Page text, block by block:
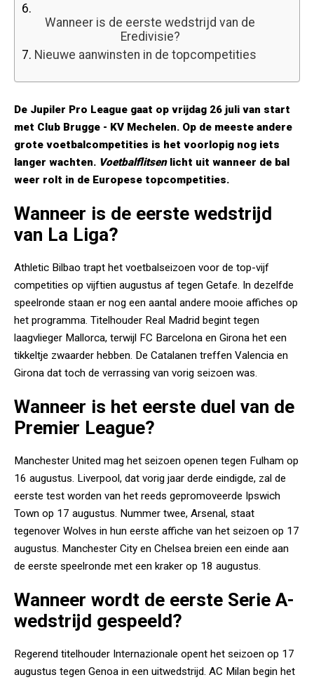
6.
Wanneer is de eerste wedstrijd van de
Eredivisie?
7. Nieuwe aanwinsten in de topcompetities
De Jupiler Pro League gaat op vrijdag 26 juli van start
met Club Brugge - KV Mechelen. Op de meeste andere
grote voetbalcompetities is het voorlopig nog iets
langer wachten. Voetbalflitsenlicht uit wanneer de bal
weer rolt in de Europese topcompetities.
Wanneer is de eerste wedstrijd
van La Liga?
Athletic Bilbao trapt het voetbalseizoen voor de top-vijf
competities op vijftien augustus af tegen Getafe. In dezelfde
speelronde staan er nog een aantal andere mooie affiches op
het programma. Titelhouder Real Madrid begint tegen
laagvlieger Mallorca, terwijl FC Barcelona en Girona het een
tikkeltje zwaarder hebben. De Catalanen treffen Valencia en
Girona dat toch de verrassing van vorig seizoen was.
Wanneer is het eerste duel van de
Premier League?
Manchester United mag het seizoen openen tegen Fulham op
16 augustus. Liverpool, dat vorig jaar derde eindigde, zal de
eerste test worden van het reeds gepromoveerde Ipswich
Town op 17 augustus. Nummer twee, Arsenal, staat
tegenover Wolves in hun eerste affiche van het seizoen op 17
augustus. Manchester City en Chelsea breien een einde aan
de eerste speelronde met een kraker op 18 augustus.
Wanneer wordt de eerste Serie A-
wedstrijd gespeeld?
Regerend titelhouder Internazionale opent het seizoen op 17
augustus tegen Genoa in een uitwedstrijd. AC Milan begin het